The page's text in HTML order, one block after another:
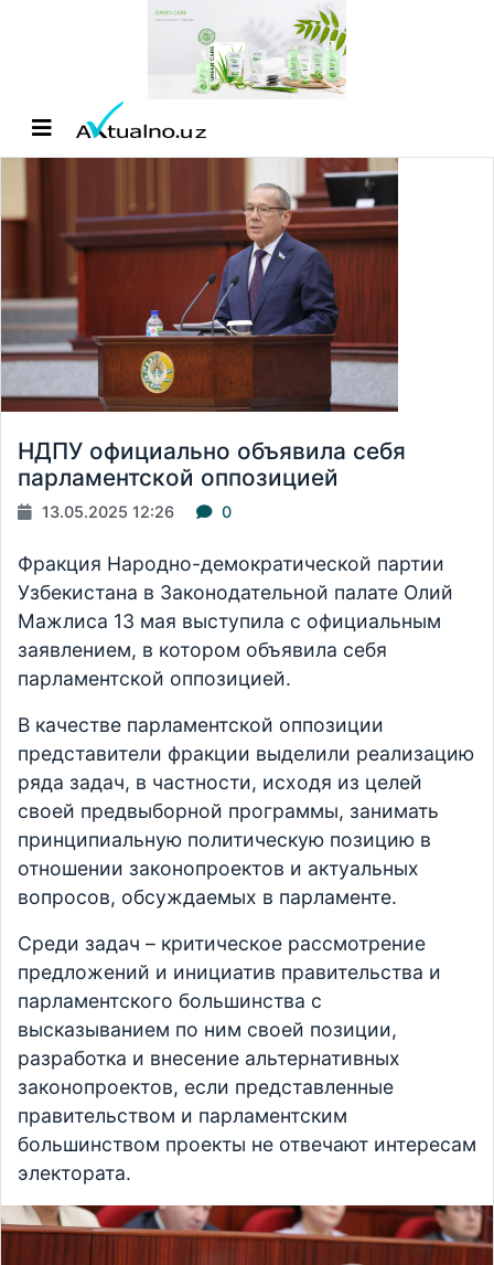
НДПУ официально объявила себя
парламентской оппозицией
13.05.2025 12:26 0
Фракция Народно-демократической партии
Узбекистана в Законодательной палате Олий
Мажлиса 13 мая выступила с официальным
заявлением, в котором объявила себя
парламентской оппозицией.
В качестве парламентской оппозиции
представители фракции выделили реализацию
ряда задач, в частности, исходя из целей
своей предвыборной программы, занимать
принципиальную политическую позицию в
отношении законопроектов и актуальных
вопросов, обсуждаемых в парламенте.
Среди задач – критическое рассмотрение
предложений и инициатив правительства и
парламентского большинства с
высказыванием по ним своей позиции,
разработка и внесение альтернативных
законопроектов, если представленные
правительством и парламентским
большинством проекты не отвечают интересам
электората.